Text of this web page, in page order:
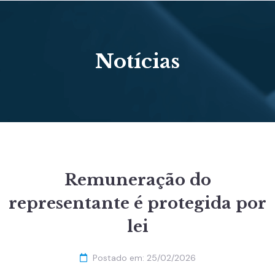
Notícias
Remuneração do
representante é protegida por
lei
Postado em: 25/02/2026